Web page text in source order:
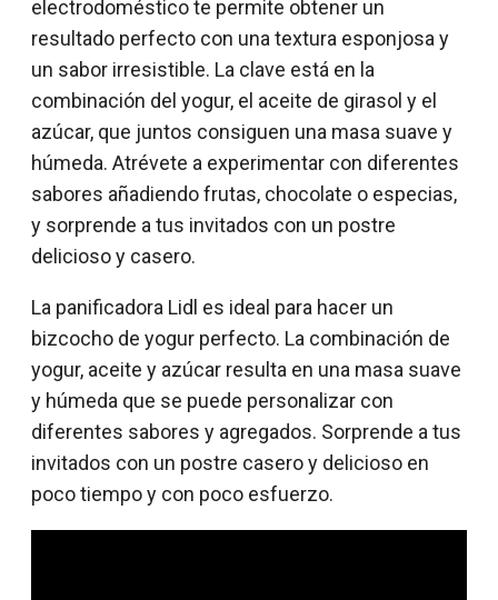
electrodoméstico te permite obtener un
resultado perfecto con una textura esponjosa y
un sabor irresistible. La clave está en la
combinación del yogur, el aceite de girasol y el
azúcar, que juntos consiguen una masa suave y
húmeda. Atrévete a experimentar con diferentes
sabores añadiendo frutas, chocolate o especias,
y sorprende a tus invitados con un postre
delicioso y casero.
La panificadora Lidl es ideal para hacer un
bizcocho de yogur perfecto. La combinación de
yogur, aceite y azúcar resulta en una masa suave
y húmeda que se puede personalizar con
diferentes sabores y agregados. Sorprende a tus
invitados con un postre casero y delicioso en
poco tiempo y con poco esfuerzo.